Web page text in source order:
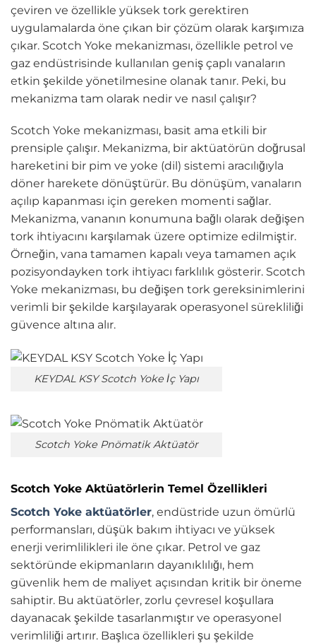
çeviren ve özellikle yüksek tork gerektiren
uygulamalarda öne çıkan bir çözüm olarak karşımıza
çıkar. Scotch Yoke mekanizması, özellikle petrol ve
gaz endüstrisinde kullanılan geniş çaplı vanaların
etkin şekilde yönetilmesine olanak tanır. Peki, bu
mekanizma tam olarak nedir ve nasıl çalışır?
Scotch Yoke mekanizması, basit ama etkili bir
prensiple çalışır. Mekanizma, bir aktüatörün doğrusal
hareketini bir pim ve yoke (dil) sistemi aracılığıyla
döner harekete dönüştürür. Bu dönüşüm, vanaların
açılıp kapanması için gereken momenti sağlar.
Mekanizma, vananın konumuna bağlı olarak değişen
tork ihtiyacını karşılamak üzere optimize edilmiştir.
Örneğin, vana tamamen kapalı veya tamamen açık
pozisyondayken tork ihtiyacı farklılık gösterir. Scotch
Yoke mekanizması, bu değişen tork gereksinimlerini
verimli bir şekilde karşılayarak operasyonel sürekliliği
güvence altına alır.
KEYDAL KSY Scotch Yoke İç Yapı
Scotch Yoke Pnömatik Aktüatör
Scotch Yoke Aktüatörlerin Temel Özellikleri
Scotch Yoke aktüatörler, endüstride uzun ömürlü
performansları, düşük bakım ihtiyacı ve yüksek
enerji verimlilikleri ile öne çıkar. Petrol ve gaz
sektöründe ekipmanların dayanıklılığı, hem
güvenlik hem de maliyet açısından kritik bir öneme
sahiptir. Bu aktüatörler, zorlu çevresel koşullara
dayanacak şekilde tasarlanmıştır ve operasyonel
verimliliği artırır. Başlıca özellikleri şu şekilde